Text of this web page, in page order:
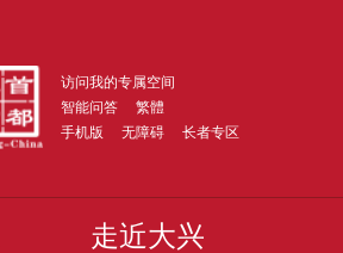
访问我的专属空间
智能问答
繁體
手机版
无障碍 长者专区
走近大兴